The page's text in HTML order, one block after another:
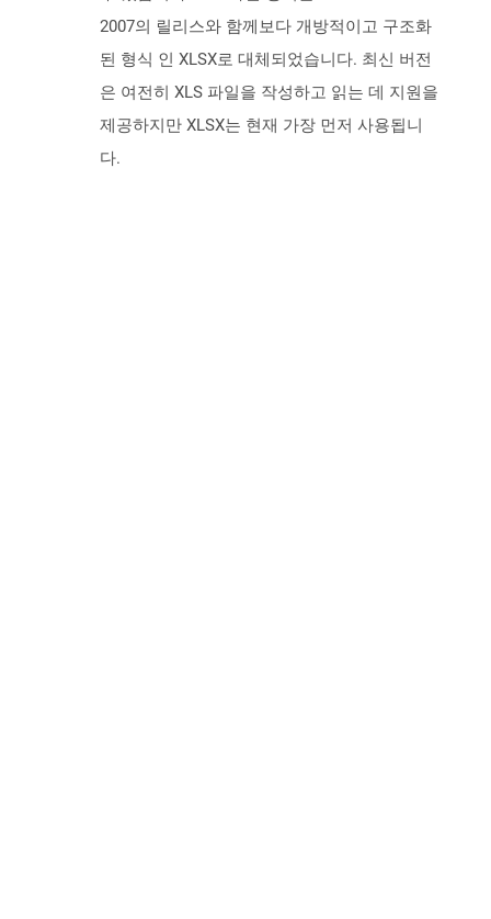
2007의 릴리스와 함께보다 개방적이고 구조화
된 형식 인 XLSX로 대체되었습니다. 최신 버전
은 여전히 ​​XLS 파일을 작성하고 읽는 데 지원을
제공하지만 XLSX는 현재 가장 먼저 사용됩니
다.